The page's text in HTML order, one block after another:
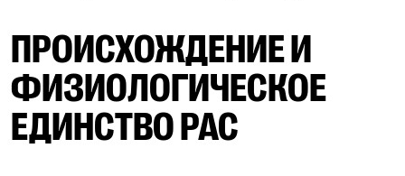
ПРОИСХОЖДЕНИЕ И
ФИЗИОЛОГИЧЕСКОЕ
ЕДИНСТВО РАС